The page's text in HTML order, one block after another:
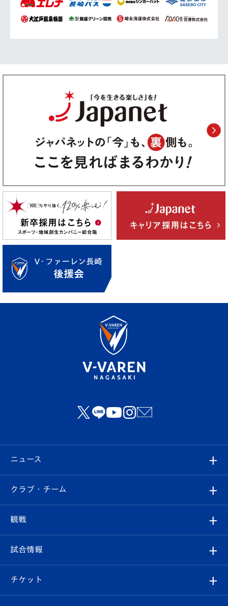
ニュース
すべて
クラブ
試合情報
クラブ・チーム
クラブ概要
エンブレム紹介
観戦
観戦ルール
はじめての観戦ガイド
試合情報
試合日程/結果
チケット